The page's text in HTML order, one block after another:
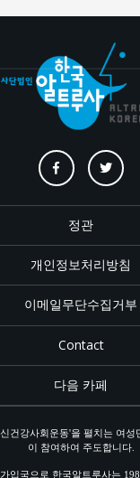
정관
개인정보처리방침
이메일무단수집거부
Contact
다음 카페
건강사회운동'을 펼치는 여성
이 참여하여 주도합니다.
입국으로 한국알트루사는